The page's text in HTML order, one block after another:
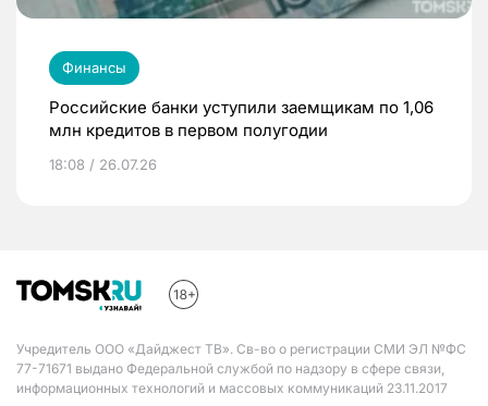
Финансы
Российские банки уступили заемщикам по 1,06
млн кредитов в первом полугодии
18:08 / 26.07.26
Учредитель ООО «Дайджест ТВ». Св-во о регистрации СМИ ЭЛ №ФС
77-71671 выдано Федеральной службой по надзору в сфере связи,
информационных технологий и массовых коммуникаций 23.11.2017